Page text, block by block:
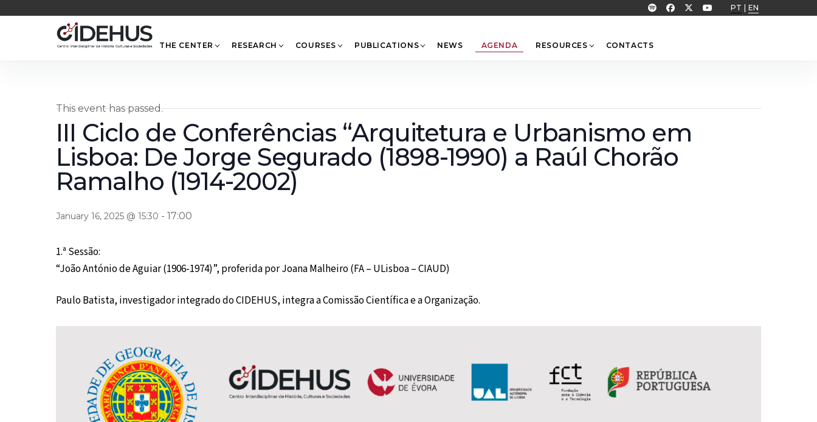
PT EN
THE CENTER RESEARCH COURSES PUBLICATIONS NEWS AGENDA RESOURCES CONTACTS
This event has passed.
III Ciclo de Conferências “Arquitetura e Urbanismo em
Lisboa: De Jorge Segurado (1898-1990) a Raúl Chorão
Ramalho (1914-2002)
January 16, 2025 @ 15:30 - 17:00
1.ª Sessão:
“João António de Aguiar (1906-1974)”, proferida por Joana Malheiro (FA – ULisboa – CIAUD)
Paulo Batista, investigador integrado do CIDEHUS, integra a Comissão Científica e a Organização.
Top